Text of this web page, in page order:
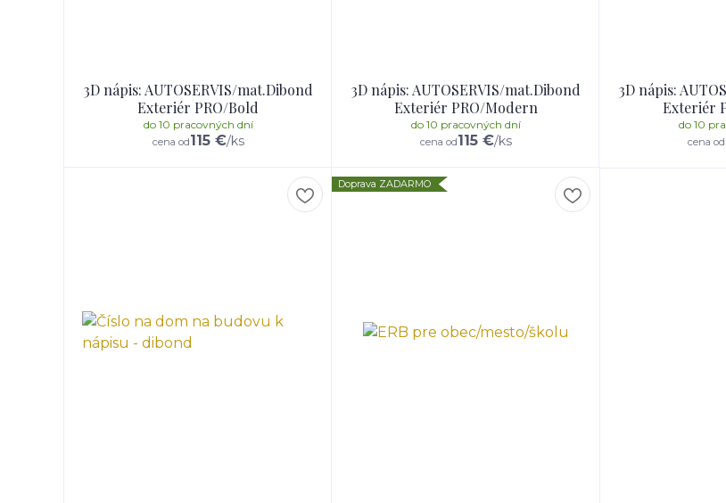
3D nápis: AUTOSERVIS/mat.Dibond
Exteriér PRO/Bold
cena od115 €/ks
do 10 pracovných dní
3D nápis: AUTOSERVIS/mat.Dibond
Exteriér PRO/Modern
cena od115 €/ks
do 10 pracovných dní
3D nápis:
Exteriér
cena od
do 10
Doprava ZADARMO